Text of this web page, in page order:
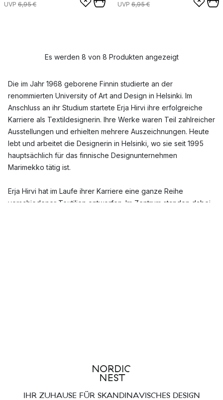
UVP 6,95 € UVP 6,95 €
Es werden 8 von 8 Produkten angezeigt
Die im Jahr 1968 geborene Finnin studierte an der
renommierten University of Art and Design in Helsinki. Im
Anschluss an ihr Studium startete Erja Hirvi ihre erfolgreiche
Karriere als Textildesignerin. Ihre Werke waren Teil zahlreicher
Ausstellungen und erhielten mehrere Auszeichnungen. Heute
lebt und arbeitet die Designerin in Helsinki, wo sie seit 1995
hauptsächlich für das finnische Designunternehmen
Marimekko tätig ist.
Erja Hirvi hat im Laufe ihrer Karriere eine ganze Reihe
verschiedener Textilien entworfen. Im Zentrum standen dabei
IHR ZUHAUSE FÜR SKANDINAVISCHES DESIGN